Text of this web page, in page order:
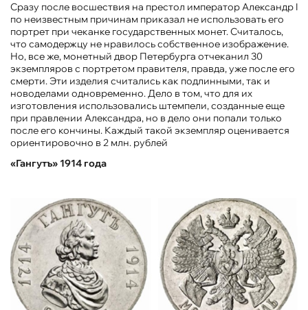
Сразу после восшествия на престол император Александр I
по неизвестным причинам приказал не использовать его
портрет при чеканке государственных монет. Считалось,
что самодержцу не нравилось собственное изображение.
Но, все же, монетный двор Петербурга отчеканил 30
экземпляров с портретом правителя, правда, уже после его
смерти. Эти изделия считались как подлинными, так и
новоделами одновременно. Дело в том, что для их
изготовления использовались штемпели, созданные еще
при правлении Александра, но в дело они попали только
после его кончины. Каждый такой экземпляр оценивается
ориентировочно в 2 млн. рублей
«Гангутъ» 1914 года